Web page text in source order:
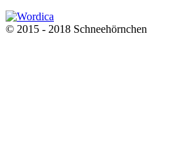
© 2015 - 2018 Schneehörnchen